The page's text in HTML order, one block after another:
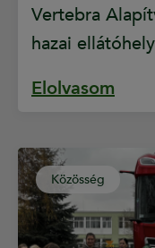
Vertebra
hazai
Elolvasom
Közösség